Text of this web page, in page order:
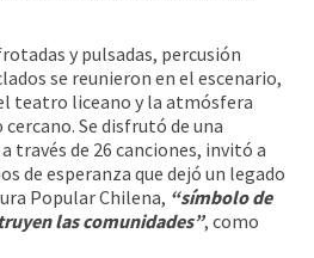
y pulsadas, percusión
se reunieron en el escenario,
teatro liceano y la atmósfera
Se disfrutó de una
través de 26 canciones, invitó a
de esperanza que dejó un legado
Popular Chilena, “símbolo de
las comunidades”, como